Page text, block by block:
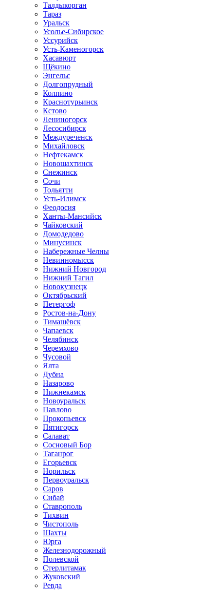
Талдыкорган
Тараз
Уральск
Усолье-Сибирское
Уссурийск
Усть-Каменогорск
Хасавюрт
Щёкино
Энгельс
Долгопрудный
Колпино
Краснотурьинск
Кстово
Лениногорск
Лесосибирск
Междуреченск
Михайловск
Нефтекамск
Новошахтинск
Снежинск
Сочи
Тольятти
Усть-Илимск
Феодосия
Ханты-Мансийск
Чайковский
Домодедово
Минусинск
Набережные Челны
Невинномысск
Нижний Новгород
Нижний Тагил
Новокузнецк
Октябрьский
Петергоф
Ростов-на-Дону
Тимашёвск
Чапаевск
Челябинск
Черемхово
Чусовой
Ялта
Дубна
Назарово
Нижнекамск
Новоуральск
Павлово
Прокопьевск
Пятигорск
Салават
Сосновый Бор
Таганрог
Егорьевск
Норильск
Первоуральск
Саров
Сибай
Ставрополь
Тихвин
Чистополь
Шахты
Юрга
Железнодорожный
Полевской
Стерлитамак
Жуковский
Ревда